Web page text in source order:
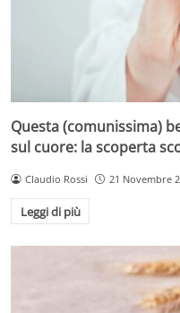
Questa (comunissima)
sul cuore: la scoperta
Claudio Rossi 21 Novembre
Leggi di più